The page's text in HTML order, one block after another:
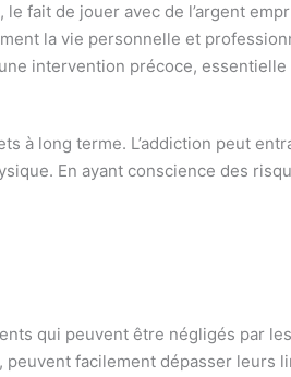
fait de jouer avec de l’argent
la vie personnelle et
intervention précoce,
à long terme. L’addiction peut
En ayant conscience des
qui peuvent être négligés par les
facilement dépasser leurs